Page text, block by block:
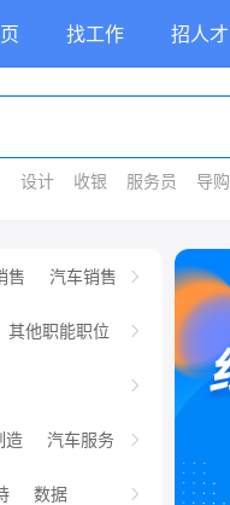
找工作 招人才
设计 收银 服务员 导购
售
汽车销售
其他职能职位
造
汽车服务
数据